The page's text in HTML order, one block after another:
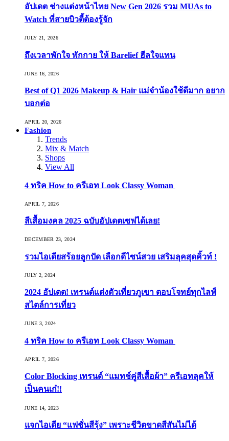
อัปเดต ช่างแต่งหน้าไทย New Gen 2026 รวม MUAs to
Watch ที่สายบิวตี้ต้องรู้จัก
JULY 21, 2026
ถึงเวลาพักใจ พักกาย ให้ Barelief ฮีลใจแทน
JUNE 16, 2026
Best of Q1 2026 Makeup & Hair แม่จ๋าน้องใช้ดีมาก อยาก
บอกต่อ
APRIL 20, 2026
Fashion
Trends
Mix & Match
Shops
View All
4 ทริค How to ครีเอท Look Classy Woman
APRIL 7, 2026
สีเสื้อมงคล 2025 ฉบับอัปเดตเซฟได้เลย!
DECEMBER 23, 2024
รวมไอเดียสร้อยลูกปัด เลือกดีไซน์สวย เสริมลุคสุดคิ้วท์ !
JULY 2, 2024
2024 อัปเดต! เทรนด์แต่งตัวเที่ยวภูเขา ตอบโจทย์ทุกไลฟ์
สไตล์การเที่ยว
JUNE 3, 2024
4 ทริค How to ครีเอท Look Classy Woman
APRIL 7, 2026
Color Blocking เทรนด์ “แมทช์คู่สีเสื้อผ้า” ครีเอทลุคให้
เป็นคนเก๋!!
JUNE 14, 2023
แจกไอเดีย “แฟชั่นสีรุ้ง” เพราะชีวิตขาดสีสันไม่ได้